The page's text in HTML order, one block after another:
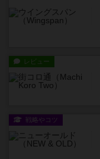
レビュー
戦略やコツ